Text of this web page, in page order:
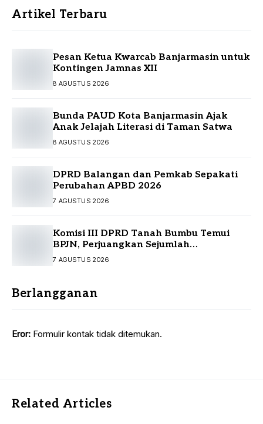
Artikel Terbaru
Pesan Ketua Kwarcab Banjarmasin untuk
Kontingen Jamnas XII
8 AGUSTUS 2026
Bunda PAUD Kota Banjarmasin Ajak
Anak Jelajah Literasi di Taman Satwa
8 AGUSTUS 2026
DPRD Balangan dan Pemkab Sepakati
Perubahan APBD 2026
7 AGUSTUS 2026
Komisi III DPRD Tanah Bumbu Temui
BPJN, Perjuangkan Sejumlah
Infrastruktur Strategis
7 AGUSTUS 2026
Berlangganan
Eror: Formulir kontak tidak ditemukan.
Related Articles